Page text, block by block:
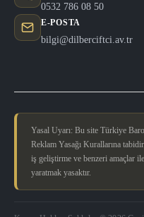
0532 786 08 50
E-POSTA
bilgi@dilberciftci.av.tr
Yasal Uyarı: Bu site Türkiye
Reklam Yasağı Kurallarına
iş geliştirme ve benzeri amaçlar
yaratmak yasaktır.